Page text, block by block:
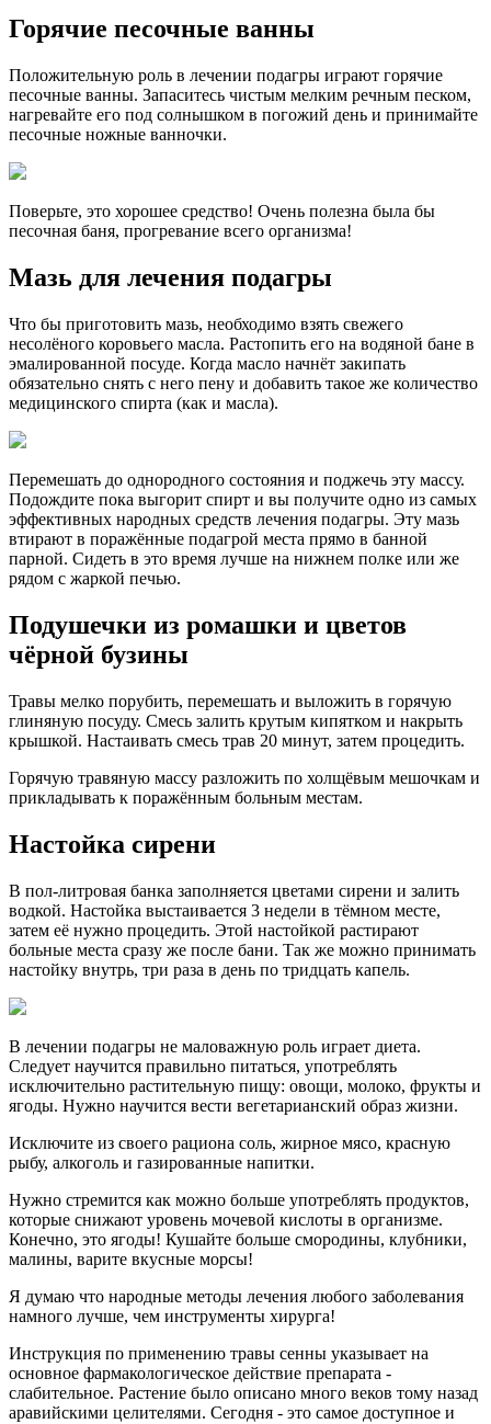
Горячие песочные ванны
Положительную роль в лечении подагры играют горячие
песочные ванны. Запаситесь чистым мелким речным песком,
нагревайте его под солнышком в погожий день и принимайте
песочные ножные ванночки.
Поверьте, это хорошее средство! Очень полезна была бы
песочная баня, прогревание всего организма!
Мазь для лечения подагры
Что бы приготовить мазь, необходимо взять свежего
несолёного коровьего масла. Растопить его на водяной бане в
эмалированной посуде. Когда масло начнёт закипать
обязательно снять с него пену и добавить такое же количество
медицинского спирта (как и масла).
Перемешать до однородного состояния и поджечь эту массу.
Подождите пока выгорит спирт и вы получите одно из самых
эффективных народных средств лечения подагры. Эту мазь
втирают в поражённые подагрой места прямо в банной
парной. Сидеть в это время лучше на нижнем полке или же
рядом с жаркой печью.
Подушечки из ромашки и цветов
чёрной бузины
Травы мелко порубить, перемешать и выложить в горячую
глиняную посуду. Смесь залить крутым кипятком и накрыть
крышкой. Настаивать смесь трав 20 минут, затем процедить.
Горячую травяную массу разложить по холщёвым мешочкам и
прикладывать к поражённым больным местам.
Настойка сирени
В пол-литровая банка заполняется цветами сирени и залить
водкой. Настойка выстаивается 3 недели в тёмном месте,
затем её нужно процедить. Этой настойкой растирают
больные места сразу же после бани. Так же можно принимать
настойку внутрь, три раза в день по тридцать капель.
В лечении подагры не маловажную роль играет диета.
Следует научится правильно питаться, употреблять
исключительно растительную пищу: овощи, молоко, фрукты и
ягоды. Нужно научится вести вегетарианский образ жизни.
Исключите из своего рациона соль, жирное мясо, красную
рыбу, алкоголь и газированные напитки.
Нужно стремится как можно больше употреблять продуктов,
которые снижают уровень мочевой кислоты в организме.
Конечно, это ягоды! Кушайте больше смородины, клубники,
малины, варите вкусные морсы!
Я думаю что народные методы лечения любого заболевания
намного лучше, чем инструменты хирурга!
Инструкция по применению травы сенны указывает на
основное фармакологическое действие препарата -
слабительное. Растение было описано много веков тому назад
аравийскими целителями. Сегодня - это самое доступное и